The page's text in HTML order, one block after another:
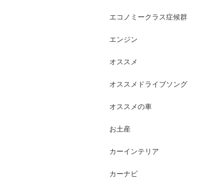
エコノミークラス症候群
エンジン
オススメ
オススメドライブソング
オススメの車
お土産
カーインテリア
カーナビ